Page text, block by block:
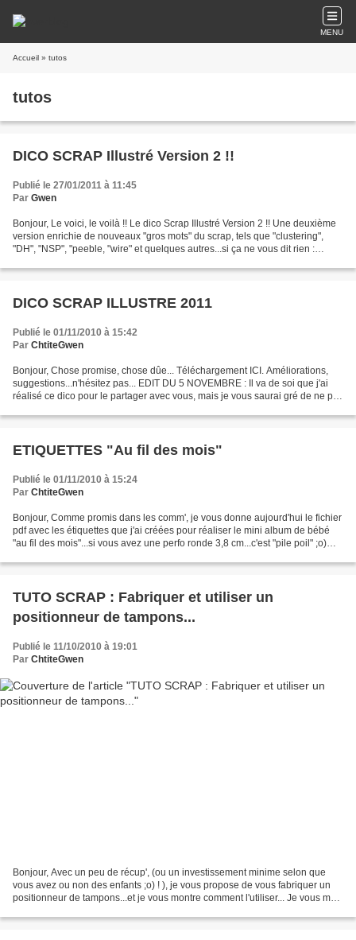
MENU
Accueil » tutos
tutos
DICO SCRAP Illustré Version 2 !!
Publié le 27/01/2011 à 11:45
Par Gwen
Bonjour, Le voici, le voilà !! Le dico Scrap Illustré Version 2 !! Une deuxième
version enrichie de nouveaux "gros mots" du scrap, tels que "clustering",
"DH", "NSP", "peeble, "wire" et quelques autres...si ça ne vous dit rien :
DICO SCRAP ILLUSTRE 2011
Publié le 01/11/2010 à 15:42
Par ChtiteGwen
Bonjour, Chose promise, chose dûe... Téléchargement ICI. Améliorations,
suggestions...n'hésitez pas... EDIT DU 5 NOVEMBRE : Il va de soi que j'ai
réalisé ce dico pour le partager avec vous, mais je vous saurai gré de ne pas
ETIQUETTES "Au fil des mois"
Publié le 01/11/2010 à 15:24
Par ChtiteGwen
Bonjour, Comme promis dans les comm', je vous donne aujourd'hui le fichier
pdf avec les étiquettes que j'ai créées pour réaliser le mini album de bébé
"au fil des mois"...si vous avez une perfo ronde 3,8 cm...c'est "pile poil" ;o)
TUTO SCRAP : Fabriquer et utiliser un
positionneur de tampons...
Publié le 11/10/2010 à 19:01
Par ChtiteGwen
Bonjour, Avec un peu de récup', (ou un investissement minime selon que
vous avez ou non des enfants ;o) ! ), je vous propose de vous fabriquer un
positionneur de tampons...et je vous montre comment l'utiliser... Je vous mets